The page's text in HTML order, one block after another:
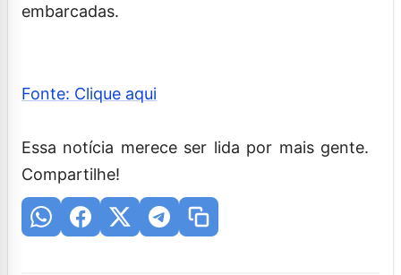
embarcadas.
Fonte: Clique aqui
Essa notícia merece ser lida por mais gente.
Compartilhe!